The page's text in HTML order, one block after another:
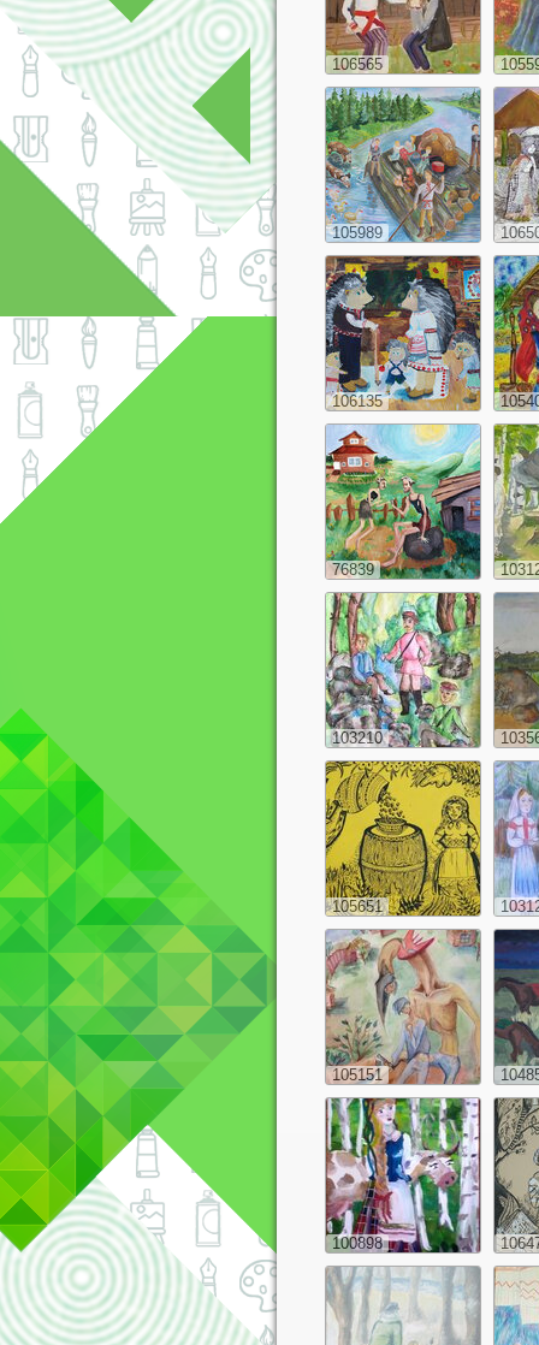
106565
105989
106135
76839
103210
105651
105151
100898